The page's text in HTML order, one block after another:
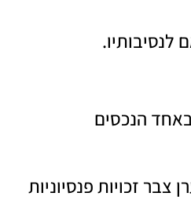
הנכסים
זכויות פנסיוניות